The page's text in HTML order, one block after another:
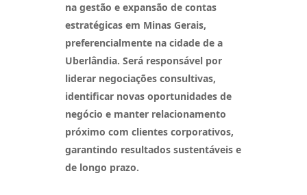
na gestão e expansão de contas
estratégicas em Minas Gerais,
preferencialmente na cidade de a
Uberlândia. Será responsável por
liderar negociações consultivas,
identificar novas oportunidades de
negócio e manter relacionamento
próximo com clientes corporativos,
garantindo resultados sustentáveis e
de longo prazo.